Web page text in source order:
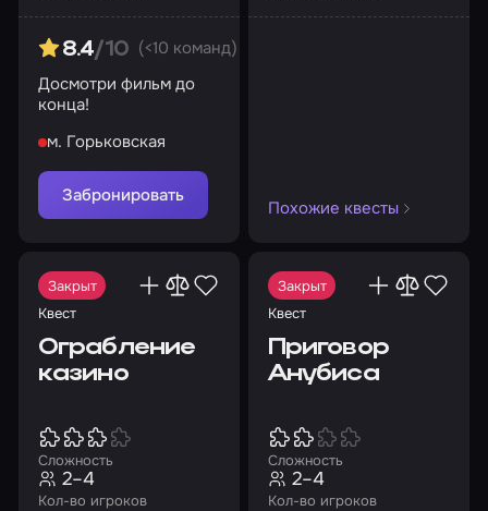
8.4/10 (<10 команд)
Досмотри фильм до
конца!
м. Горьковская
Забронировать
Похожие квесты
Закрыт
Квест
Ограбление
казино
Сложность
Кол-во игроков
2–4
Закрыт
Квест
Приговор
Анубиса
Сложность
Кол-во игроков
2–4